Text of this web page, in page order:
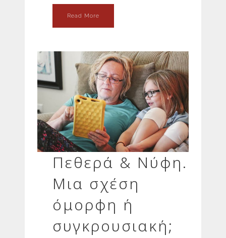
Read More
Πεθερά & Νύφη.
Μια σχέση
όμορφη ή
συγκρουσιακή;